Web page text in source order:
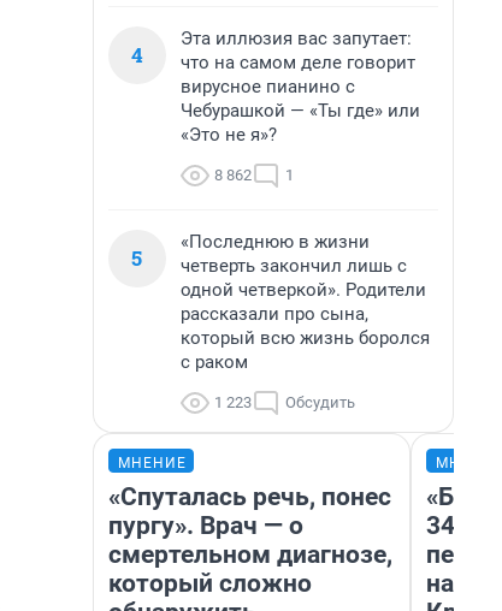
4
Эта иллюзия вас запутает:
что на самом деле говорит
вирусное пианино с
Чебурашкой — «Ты где» или
«Это не я»?
8 862 1
5
«Последнюю в жизни
четверть закончил лишь с
одной четверкой». Родители
рассказали про сына,
который всю жизнь боролся
с раком
1 223 Обсудить
МНЕНИЕ
«Спуталась речь, понес
пургу». Врач — о
смертельном диагнозе,
который сложно
«Был
349
на